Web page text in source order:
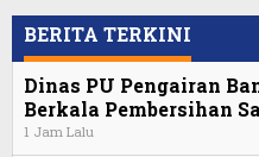
BERITA TERKINI
Dinas PU Pengairan
Berkala Pembersihan
1 Jam Lalu